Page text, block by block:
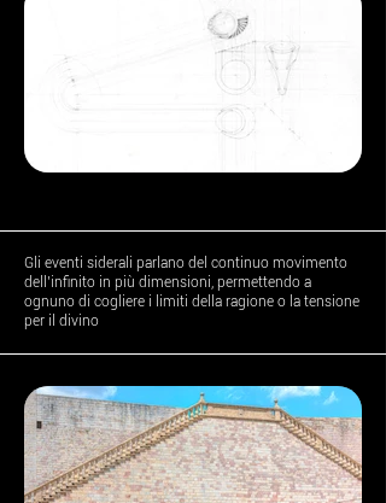
Gli eventi siderali parlano del continuo movimento
dell’infinito in più dimensioni, permettendo a
ognuno di cogliere i limiti della ragione o la tensione
per il divino